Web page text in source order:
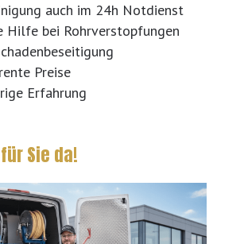
auch im 24h Notdienst
Hilfe bei Rohrverstopfungen
Preise
Erfahrung
Sie da!